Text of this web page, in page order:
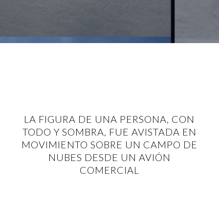
LA FIGURA DE UNA PERSONA, CON
TODO Y SOMBRA, FUE AVISTADA EN
MOVIMIENTO SOBRE UN CAMPO DE
NUBES DESDE UN AVIÓN
COMERCIAL